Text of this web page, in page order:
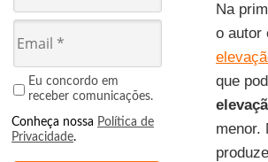
Eu concordo em
receber comunicações.
Conheça nossa Política de
Privacidade.
Na
o autor
que
menor.